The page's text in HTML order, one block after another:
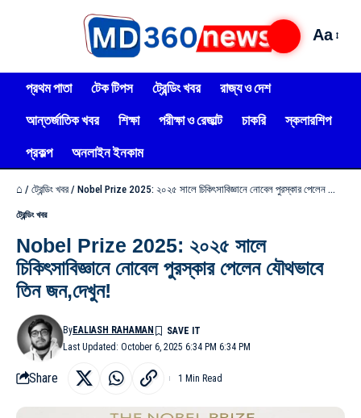
Aa
প্রথম পাতা টেক টিপস ট্রেন্ডিং খবর
রাজ্য ও দেশ
আন্তর্জাতিক খবর
শিক্ষা পরীক্ষা ও রেজাল্ট চাকরি
স্কলারশিপ
প্রকল্প
অনলাইন ইনকাম
⌂ / ট্রেন্ডিং খবর / Nobel Prize 2025: ২০২৫ সালে চিকিৎসাবিজ্ঞানে নোবেল পুরস্কার পেলেন যৌথভাবে তিন জন,দেখুন!
ট্রেন্ডিং খবর
Nobel Prize 2025: ২০২৫ সালে
চিকিৎসাবিজ্ঞানে নোবেল পুরস্কার পেলেন যৌথভাবে
তিন জন,দেখুন!
Last Updated: October 6, 2025 6:34 PM 6:34 PM
ByEALIASH RAHAMAN
Share 1 Min Read